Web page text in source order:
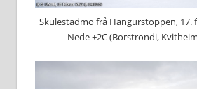
Skulestadmo frå Hangurstoppen, 17.
Nede +2C (Borstrondi,